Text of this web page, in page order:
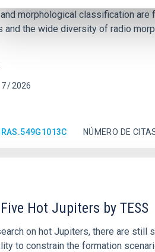
morphological classification
and the wide diversity of radio
7 2026
NÚMERO DE
Hot Jupiters by TESS
on hot Jupiters, there are still
to constrain the formation